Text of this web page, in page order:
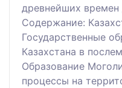
древнейших
Содержание:
Государственные
Казахстана в
Образование
процессы на